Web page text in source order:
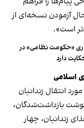
آزمودن نسخه‌ای از
است».
«حکومت نظامی» در
دارد
اسلامی
دو مورد انتقال زندانیان
از سرنوشت بازداشت‌شدگان،
زندانیان، چهار